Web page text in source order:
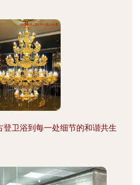
登卫浴到每一处细节的和谐共生